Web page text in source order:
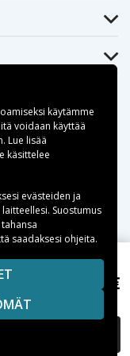
CCDFX400E,
CCD-FX420,
CCD-FX435,
CCD-FX510E,
CCD-FX520,
CCDFX600,
CCDFX630,
CCDFX700,
CCD-FX710,
CCD-FX730V,
CCDGV200,
CCDM77,
CCD-
18,99 €
AB
OMISTAJIENSA
käytämme
voidaan käyttää
Lue lisää
käsittelee
evästeiden ja
Suostumus
saadaksesi ohjeita.